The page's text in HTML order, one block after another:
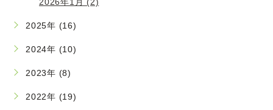
2025年 (16)
2024年 (10)
2023年 (8)
2022年 (19)